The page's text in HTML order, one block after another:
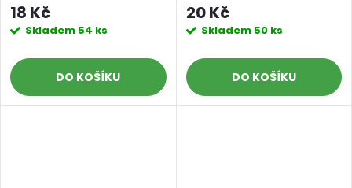
18 Kč
Skladem 54 ks
DO KOŠÍKU
20 Kč
Skladem 50 ks
DO KOŠÍKU